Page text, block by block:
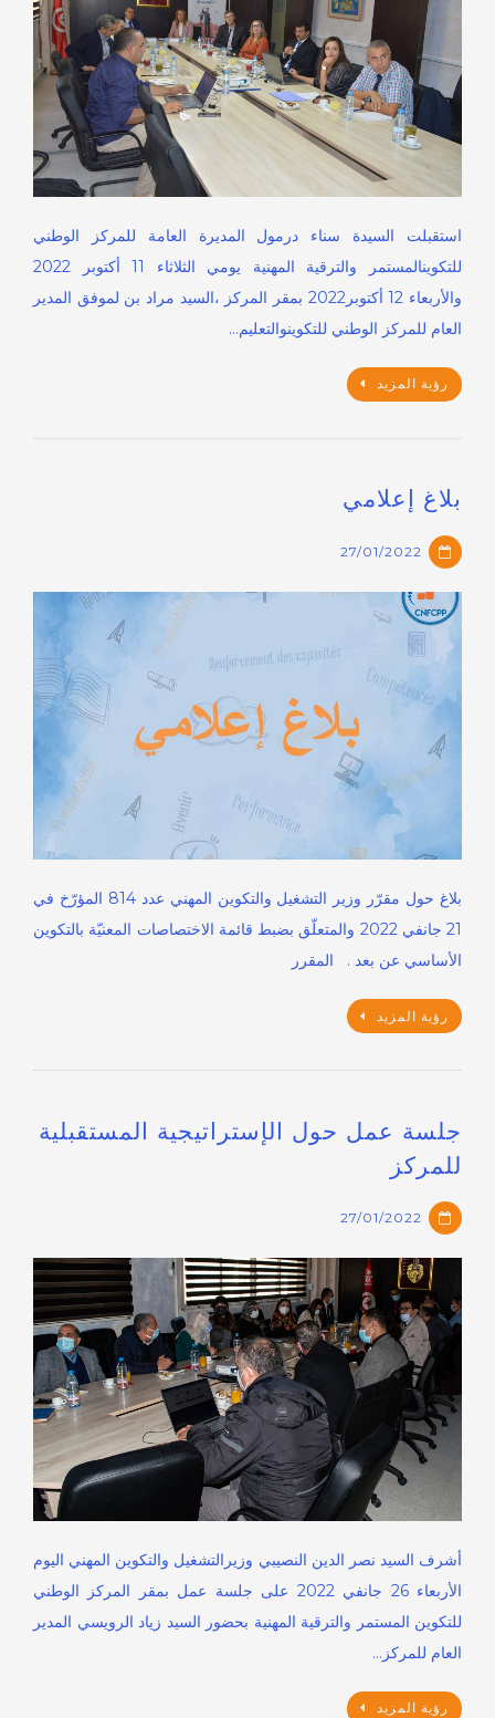
استقبلت السيدة سناء درمول المديرة العامة للمركز الوطني
للتكوينالمستمر والترقية المهنية يومي الثلاثاء 11 أكتوبر 2022
والأربعاء 12 أكتوبر2022 بمقر المركز ،السيد مراد بن لموفق المدير
العام للمركز الوطني للتكوينوالتعليم…
رؤية المزيد
بلاغ إعلامي
27/01/2022
بلاغ حول مقرّر وزير التشغيل والتكوين المهني عدد 814 المؤرّخ في
21 جانفي 2022 والمتعلّق بضبط قائمة الاختصاصات المعنيّة بالتكوين
الأساسي عن بعد . المقرر
رؤية المزيد
جلسة عمل حول الإستراتيجية المستقبلية
للمركز
27/01/2022
أشرف السيد نصر الدين النصيبي وزيرالتشغيل والتكوين المهني اليوم
الأربعاء 26 جانفي 2022 على جلسة عمل بمقر المركز الوطني
للتكوين المستمر والترقية المهنية بحضور السيد زياد الرويسي المدير
العام للمركز…
رؤية المزيد